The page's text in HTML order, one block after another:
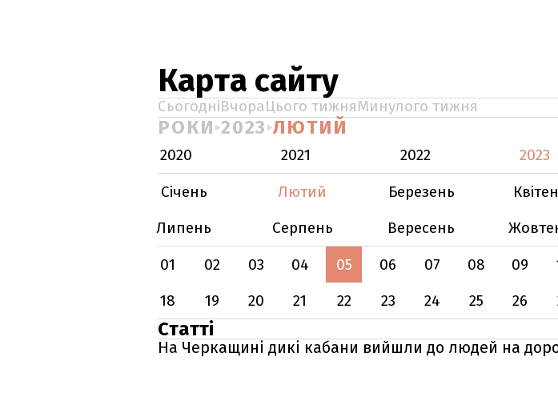
Карта сайту
СьогодніВчораЦього тижняМинулого тижня
РОКИ 2023 ЛЮТИЙ
2020 2021 2022 2023
Січень
Лютий Березень
Липень
Серпень Вересень
01
02 03 04 05 06 07 08 09
18
19 20 21 22 23 24 25 26
Статті
На Черкащині дикі кабани вийшли до людей на